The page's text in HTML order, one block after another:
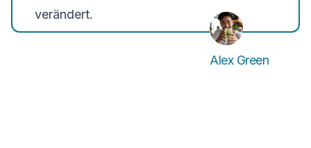
verändert.
Alex Green